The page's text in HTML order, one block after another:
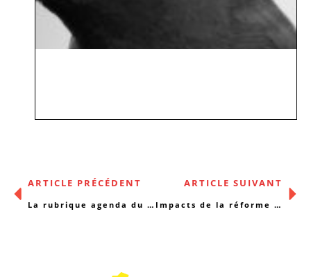
ARTICLE PRÉCÉDENT
La rubrique agenda du 06/06/2016
ARTICLE SUIVANT
Impacts de la réforme ACS du côté néerlandophone